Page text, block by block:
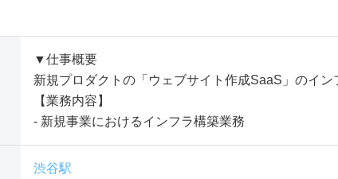
▼仕事概要
新規プロダクトの「ウェブサイト作成SaaS」のイン
【業務内容】
- 新規事業におけるインフラ構築業務
渋谷駅